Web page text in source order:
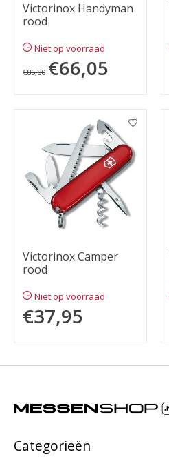
Victorinox Handyman
rood
Niet op voorraad
€85,80 €66,05
Victorinox Camper
rood
Niet op voorraad
€37,95
Categorieën